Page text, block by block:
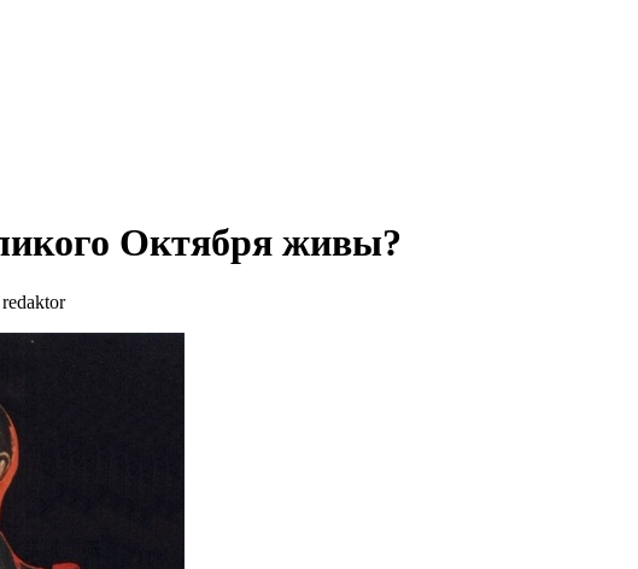
Октября живы?
redaktor